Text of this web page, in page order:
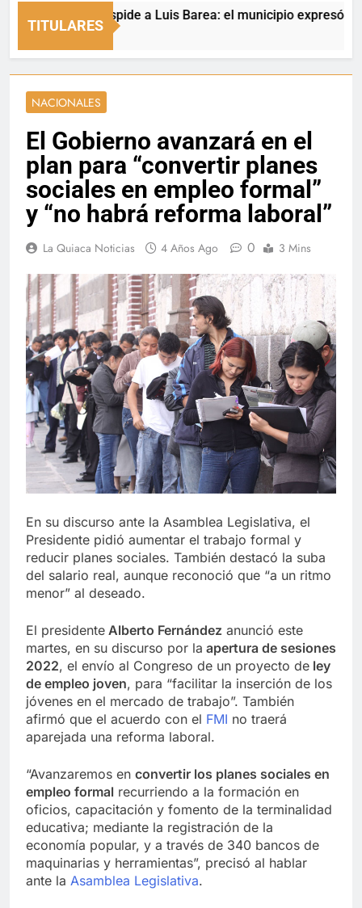
TITULARES
Quiaca despide a Luis Barea: el municipio expresó sus
Horas Ago
NACIONALES
El Gobierno avanzará en el
plan para “convertir planes
sociales en empleo formal”
y “no habrá reforma laboral”
La Quiaca Noticias 4 Años Ago 0 3 Mins
En su discurso ante la Asamblea Legislativa, el
Presidente pidió aumentar el trabajo formal y
reducir planes sociales. También destacó la suba
del salario real, aunque reconoció que “a un ritmo
menor” al deseado.
El presidente Alberto Fernández anunció este
martes, en su discurso por la apertura de sesiones
2022, el envío al Congreso de un proyecto de ley
de empleo joven, para “facilitar la inserción de los
jóvenes en el mercado de trabajo”. También
afirmó que el acuerdo con el FMI no traerá
aparejada una reforma laboral.
“Avanzaremos en convertir los planes sociales en
empleo formal recurriendo a la formación en
oficios, capacitación y fomento de la terminalidad
educativa; mediante la registración de la
economía popular, y a través de 340 bancos de
maquinarias y herramientas”, precisó al hablar
ante la Asamblea Legislativa.